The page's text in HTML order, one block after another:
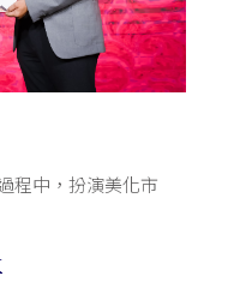
程中，扮演美化市